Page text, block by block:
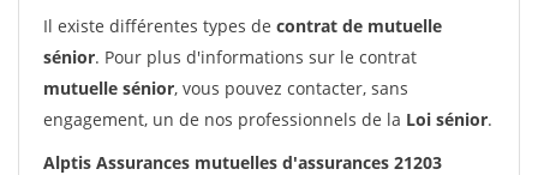
Il existe différentes types de contrat de mutuelle
sénior. Pour plus d'informations sur le contrat
mutuelle sénior, vous pouvez contacter, sans
engagement, un de nos professionnels de la Loi sénior.
Alptis Assurances mutuelles d'assurances 21203